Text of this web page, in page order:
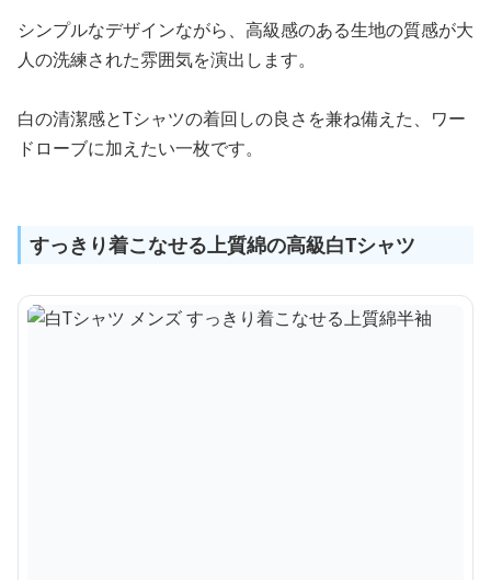
シンプルなデザインながら、高級感のある生地の質感が大
人の洗練された雰囲気を演出します。
白の清潔感とTシャツの着回しの良さを兼ね備えた、ワー
ドローブに加えたい一枚です。
すっきり着こなせる上質綿の高級白Tシャツ